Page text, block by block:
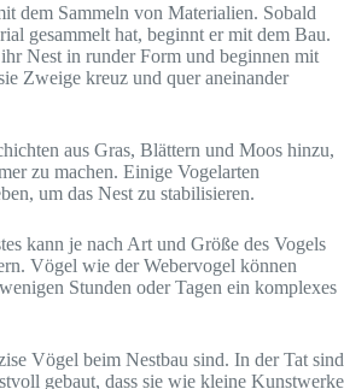
dem Sammeln von Materialien. Sobald
gesammelt hat, beginnt er mit dem Bau.
Nest in runder Form und beginnen mit
Zweige kreuz und quer aneinander
aus Gras, Blättern und Moos hinzu,
zu machen. Einige Vogelarten
um das Nest zu stabilisieren.
kann je nach Art und Größe des Vogels
Vögel wie der Webervogel können
Stunden oder Tagen ein komplexes
Vögel beim Nestbau sind. In der Tat sind
gebaut, dass sie wie kleine Kunstwerke